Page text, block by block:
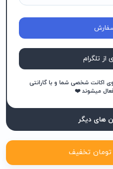
از تلگرام
اکانت شخصی شما و با گارانتی
میشوند ❤️
های دیگر